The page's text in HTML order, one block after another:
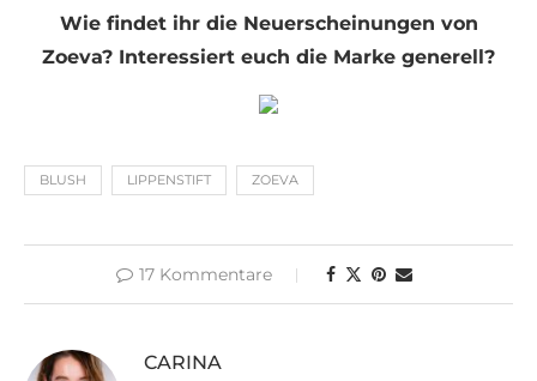
Wie findet ihr die Neuerscheinungen von
Zoeva? Interessiert euch die Marke generell?
BLUSH LIPPENSTIFT ZOEVA
17 Kommentare
CARINA